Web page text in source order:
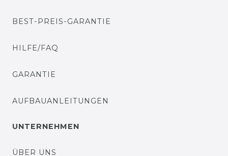
BEST-PREIS-GARANTIE
HILFE/FAQ
GARANTIE
AUFBAUANLEITUNGEN
UNTERNEHMEN
ÜBER UNS